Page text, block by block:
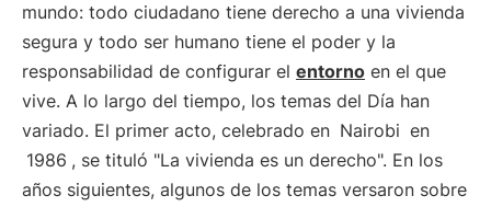
mundo: todo ciudadano tiene derecho a una vivienda
segura y todo ser humano tiene el poder y la
responsabilidad de configurar el entorno en el que
vive. A lo largo del tiempo, los temas del Día han
variado. El primer acto, celebrado en Nairobi en
1986 , se tituló "La vivienda es un derecho". En los
años siguientes, algunos de los temas versaron sobre